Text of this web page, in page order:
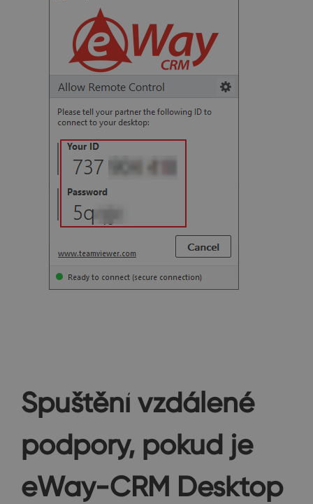
Spuštění vzdálené
podpory, pokud je
eWay-CRM Desktop